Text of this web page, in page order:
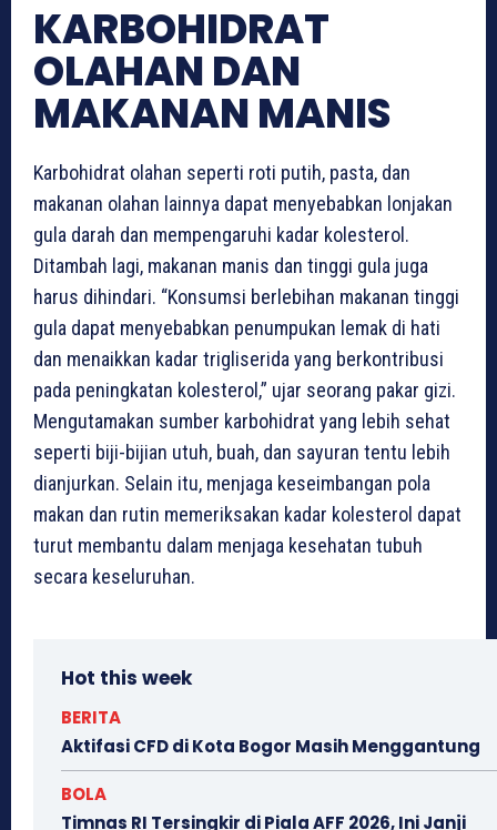
KARBOHIDRAT
OLAHAN DAN
MAKANAN MANIS
Karbohidrat olahan seperti roti putih, pasta, dan
makanan olahan lainnya dapat menyebabkan lonjakan
gula darah dan mempengaruhi kadar kolesterol.
Ditambah lagi, makanan manis dan tinggi gula juga
harus dihindari. “Konsumsi berlebihan makanan tinggi
gula dapat menyebabkan penumpukan lemak di hati
dan menaikkan kadar trigliserida yang berkontribusi
pada peningkatan kolesterol,” ujar seorang pakar gizi.
Mengutamakan sumber karbohidrat yang lebih sehat
seperti biji-bijian utuh, buah, dan sayuran tentu lebih
dianjurkan. Selain itu, menjaga keseimbangan pola
makan dan rutin memeriksakan kadar kolesterol dapat
turut membantu dalam menjaga kesehatan tubuh
secara keseluruhan.
Hot this week
BERITA
Aktifasi CFD di Kota Bogor Masih Menggantung
BOLA
Timnas RI Tersingkir di Piala AFF 2026, Ini Janji